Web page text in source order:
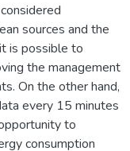
sources and the
is possible to
the management
On the other hand,
every 15 minutes
to
consumption